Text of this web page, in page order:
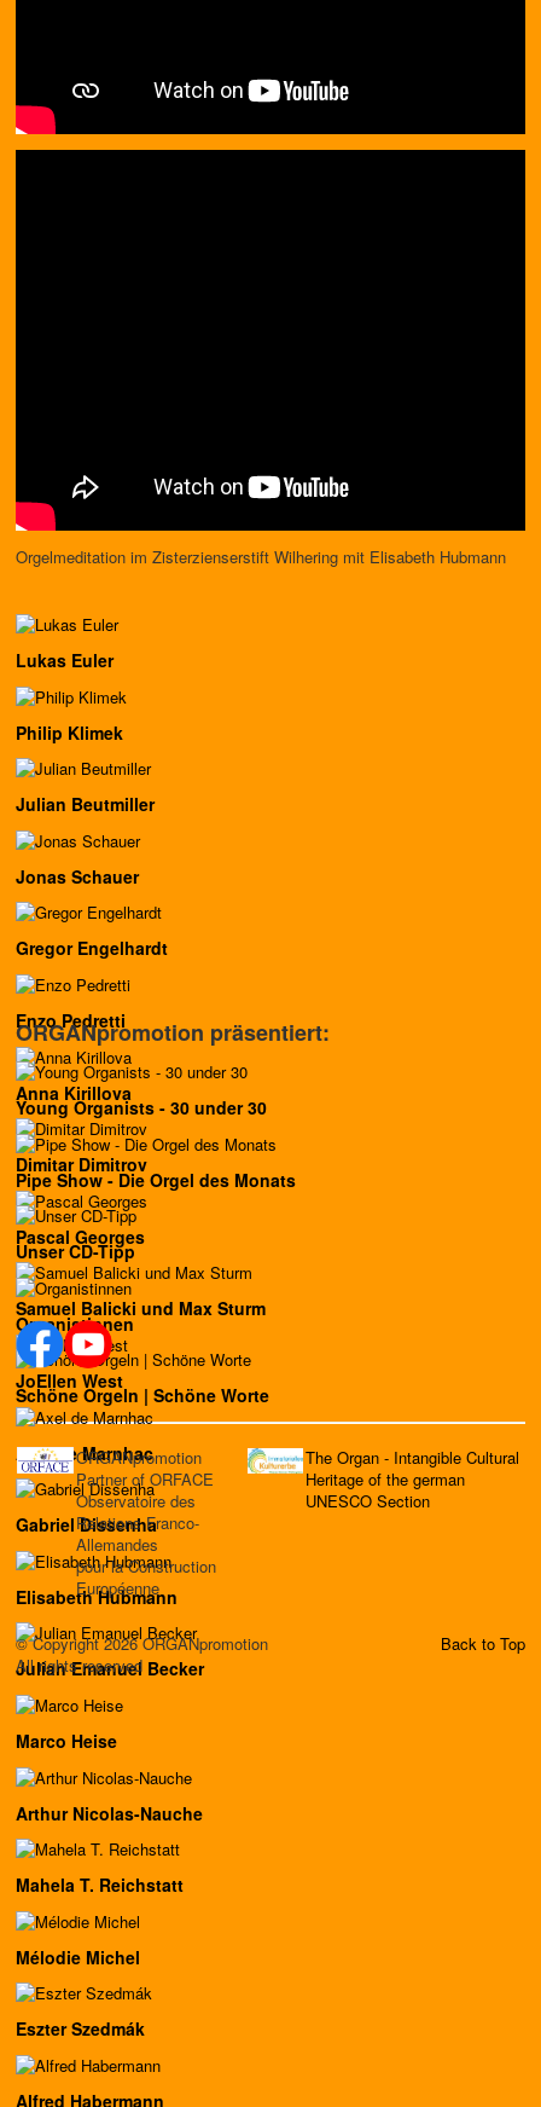
Orgelmeditation im Zisterzienserstift Wilhering mit Elisabeth Hubmann
Lukas Euler
Philip Klimek
Julian Beutmiller
Jonas Schauer
Gregor Engelhardt
Enzo Pedretti
Anna Kirillova
Dimitar Dimitrov
Pascal Georges
Samuel Balicki und Max Sturm
JoEllen West
Axel de Marnhac
Gabriel Dissenha
Elisabeth Hubmann
Julian Emanuel Becker
Marco Heise
Arthur Nicolas-Nauche
Mahela T. Reichstatt
Mélodie Michel
Eszter Szedmák
Alfred Habermann
ORGANpromotion präsentiert:
Young Organists - 30 under 30
Pipe Show - Die Orgel des Monats
Unser CD-Tipp
Organistinnen
Schöne Orgeln | Schöne Worte
ORGANpromotion
Partner of ORFACE
Observatoire des
Relations Franco-
Allemandes
pour la Construction
Européenne
The Organ - Intangible Cultural
Heritage of the german
UNESCO Section
© Copyright 2026 ORGANpromotion
All rights reserved
Back to Top